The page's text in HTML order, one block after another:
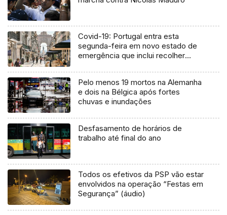
Covid-19: Portugal entra esta
segunda-feira em novo estado de
emergência que inclui recolher
Pelo menos 19 mortos na Alemanha
e dois na Bélgica após fortes
chuvas e inundações
Desfasamento de horários de
trabalho até final do ano
Todos os efetivos da PSP vão estar
envolvidos na operação “Festas em
Segurança” (áudio)